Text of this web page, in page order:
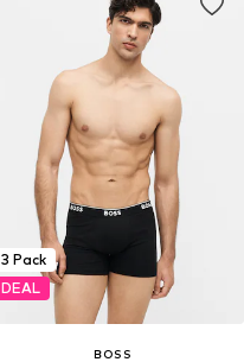
3 Pack
DEAL
BOSS